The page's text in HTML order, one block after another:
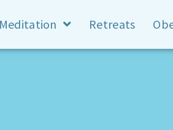
Meditation Retreats